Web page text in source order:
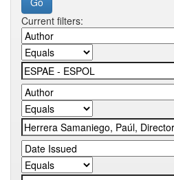
Current filters: